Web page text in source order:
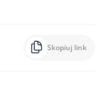
Skopiuj link